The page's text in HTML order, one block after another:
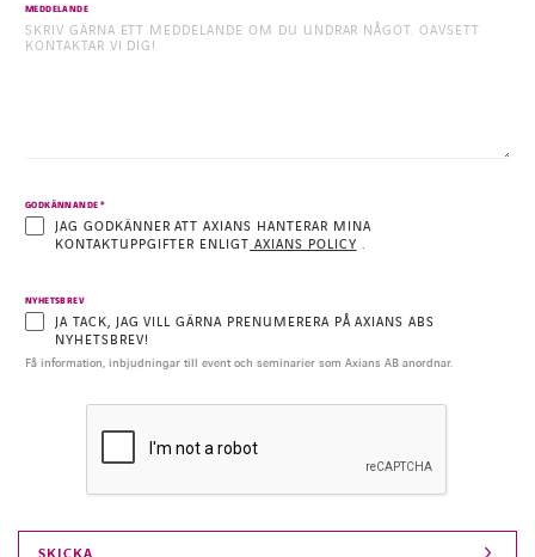
MEDDELANDE
GODKÄNNANDE *
JAG GODKÄNNER ATT AXIANS HANTERAR MINA
KONTAKTUPPGIFTER ENLIGT AXIANS POLICY .
NYHETSBREV
JA TACK, JAG VILL GÄRNA PRENUMERERA PÅ AXIANS ABS
NYHETSBREV!
Få information, inbjudningar till event och seminarier som Axians AB anordnar.